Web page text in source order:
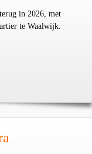
in 2026, met
te Waalwijk.